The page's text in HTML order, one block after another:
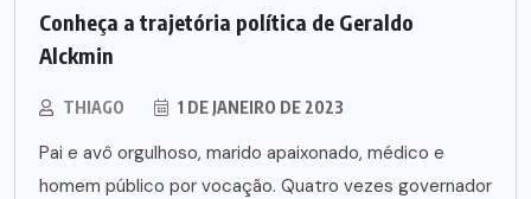
Conheça a trajetória política de Geraldo
Alckmin
THIAGO 1 DE JANEIRO DE 2023
Pai e avô orgulhoso, marido apaixonado, médico e
homem público por vocação. Quatro vezes governador